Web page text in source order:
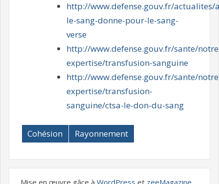
http://www.defense.gouv.fr/actualites/
le-sang-donne-pour-le-sang-
verse
http://www.defense.gouv.fr/sante/
expertise/transfusion-sanguine
http://www.defense.gouv.fr/sante/
expertise/transfusion-
sanguine/ctsa-le-don-du-sang
Cohésion Rayonnement
Mise en œuvre gâce à WordPress et zeeMagazine.